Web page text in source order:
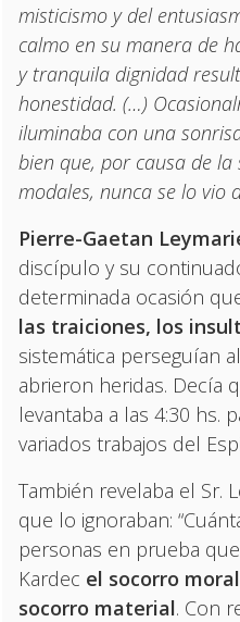
misticismo y del
calmo en su manera de
y tranquila dignidad
honestidad. (…)
iluminaba con una
bien que, por causa de
modales, nunca se lo vio
Pierre-Gaetan
discípulo y su
determinada ocasión
las traiciones, los
sistemática perseguían
abrieron heridas. Decía
levantaba a las 4:30 hs.
variados trabajos del
También revelaba el Sr.
que lo ignoraban:
personas en prueba
Kardec el socorro
socorro material. Con